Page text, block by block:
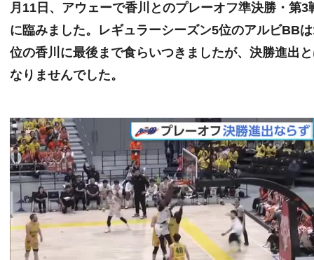
月11日、アウェーで香川とのプレーオフ準決勝・第3
に臨みました。レギュラーシーズン5位のアルビBB
位の香川に最後まで食らいつきましたが、決勝進出
なりませんでした。